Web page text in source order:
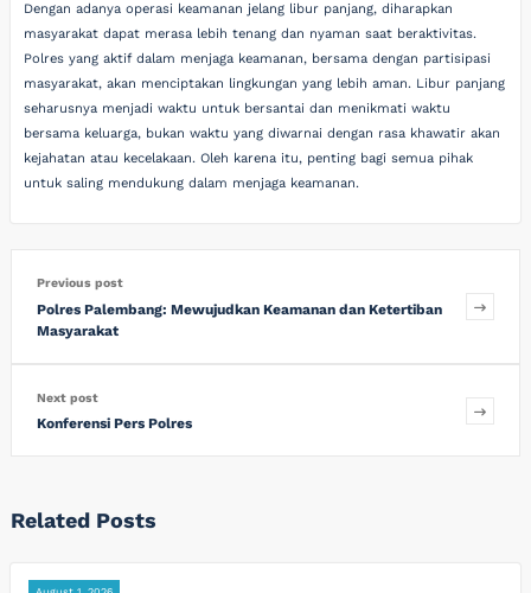
Dengan adanya operasi keamanan jelang libur panjang, diharapkan
masyarakat dapat merasa lebih tenang dan nyaman saat beraktivitas.
Polres yang aktif dalam menjaga keamanan, bersama dengan partisipasi
masyarakat, akan menciptakan lingkungan yang lebih aman. Libur panjang
seharusnya menjadi waktu untuk bersantai dan menikmati waktu
bersama keluarga, bukan waktu yang diwarnai dengan rasa khawatir akan
kejahatan atau kecelakaan. Oleh karena itu, penting bagi semua pihak
untuk saling mendukung dalam menjaga keamanan.
Previous post
Polres Palembang: Mewujudkan Keamanan dan Ketertiban
Masyarakat
Next post
Konferensi Pers Polres
Related Posts